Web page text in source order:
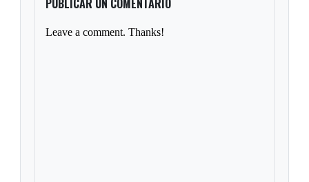
PUBLICAR UN COMENTARIO
Leave a comment. Thanks!